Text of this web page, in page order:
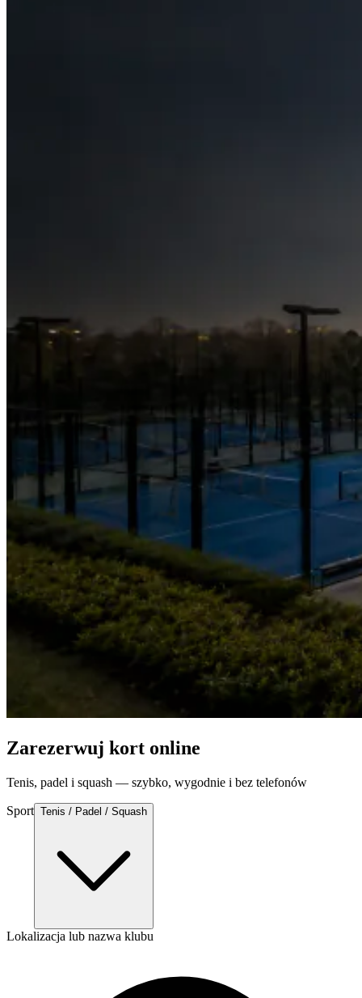
Zarezerwuj kort online
Tenis, padel i squash — szybko, wygodnie i bez telefonów
Sport Tenis / Padel / Squash
Lokalizacja lub nazwa klubu